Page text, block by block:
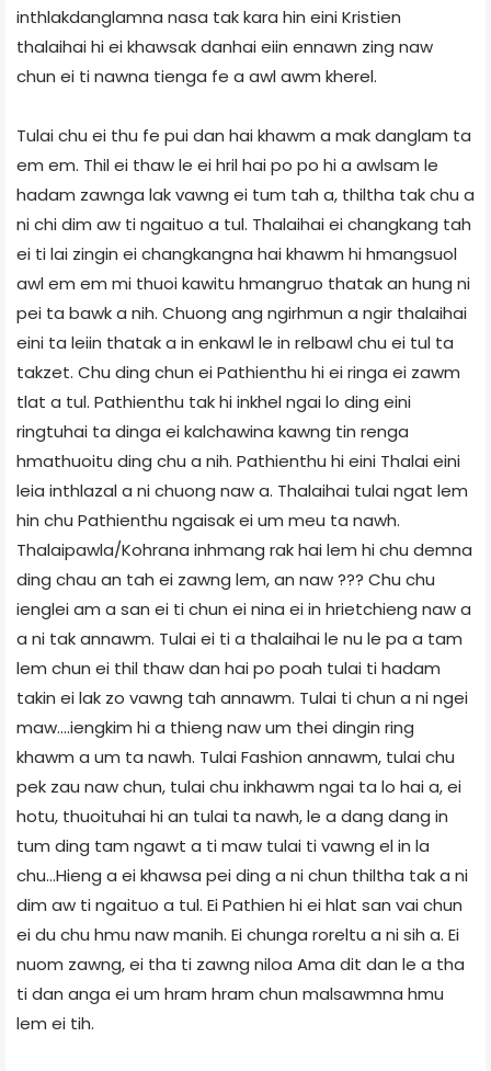
inthlakdanglamna nasa tak kara hin eini Kristien
thalaihai hi ei khawsak danhai eiin ennawn zing naw
chun ei ti nawna tienga fe a awl awm kherel.
Tulai chu ei thu fe pui dan hai khawm a mak danglam ta
em em. Thil ei thaw le ei hril hai po po hi a awlsam le
hadam zawnga lak vawng ei tum tah a, thiltha tak chu a
ni chi dim aw ti ngaituo a tul. Thalaihai ei changkang tah
ei ti lai zingin ei changkangna hai khawm hi hmangsuol
awl em em mi thuoi kawitu hmangruo thatak an hung ni
pei ta bawk a nih. Chuong ang ngirhmun a ngir thalaihai
eini ta leiin thatak a in enkawl le in relbawl chu ei tul ta
takzet. Chu ding chun ei Pathienthu hi ei ringa ei zawm
tlat a tul. Pathienthu tak hi inkhel ngai lo ding eini
ringtuhai ta dinga ei kalchawina kawng tin renga
hmathuoitu ding chu a nih. Pathienthu hi eini Thalai eini
leia inthlazal a ni chuong naw a. Thalaihai tulai ngat lem
hin chu Pathienthu ngaisak ei um meu ta nawh.
Thalaipawla/Kohrana inhmang rak hai lem hi chu demna
ding chau an tah ei zawng lem, an naw ??? Chu chu
ienglei am a san ei ti chun ei nina ei in hrietchieng naw a
a ni tak annawm. Tulai ei ti a thalaihai le nu le pa a tam
lem chun ei thil thaw dan hai po poah tulai ti hadam
takin ei lak zo vawng tah annawm. Tulai ti chun a ni ngei
maw....iengkim hi a thieng naw um thei dingin ring
khawm a um ta nawh. Tulai Fashion annawm, tulai chu
pek zau naw chun, tulai chu inkhawm ngai ta lo hai a, ei
hotu, thuoituhai hi an tulai ta nawh, le a dang dang in
tum ding tam ngawt a ti maw tulai ti vawng el in la
chu...Hieng a ei khawsa pei ding a ni chun thiltha tak a ni
dim aw ti ngaituo a tul. Ei Pathien hi ei hlat san vai chun
ei du chu hmu naw manih. Ei chunga roreltu a ni sih a. Ei
nuom zawng, ei tha ti zawng niloa Ama dit dan le a tha
ti dan anga ei um hram hram chun malsawmna hmu
lem ei tih.